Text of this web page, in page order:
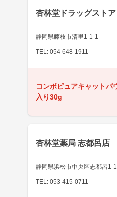
杏林堂ドラッグスト
静岡県藤枝市清里1-1-1
TEL: 054-648-1911
コンボピュアキャットパ
入り30g
杏林堂薬局 志都呂店
静岡県浜松市中央区志都呂1-
TEL: 053-415-0711